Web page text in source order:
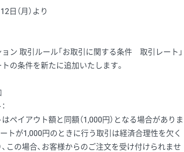
日（月）より
ン 取引ルール「お取引に関する条件 取引レート」
の条件を新たに追加いたします。
ペイアウト額と同額（1,000円）となる場合がありま
トが1,000円のときに行う取引は経済合理性を欠く
この場合、お客様からのご注文を受け付けられませ